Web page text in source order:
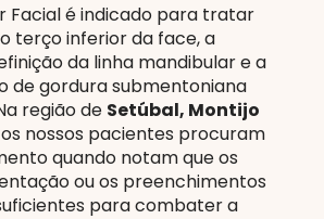
Facial é indicado para tratar
terço inferior da face, a
da linha mandibular e a
de gordura submentoniana
região de Setúbal, Montijo
nossos pacientes procuram
quando notam que os
ou os preenchimentos
para combater a